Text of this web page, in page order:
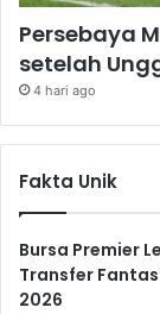
Persebaya
setelah
4 hari ago
Fakta Unik
Bursa Premier
Transfer
2026